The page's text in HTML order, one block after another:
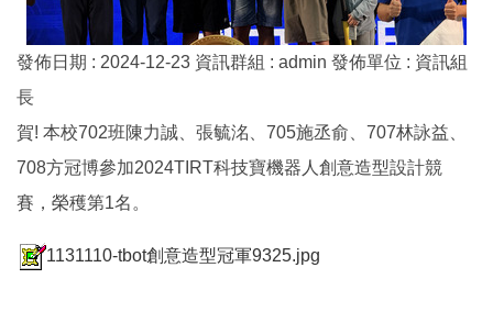
發佈日期 : 2024-12-23 資訊群組 : admin 發佈單位 : 資訊組
長
賀! 本校702班陳力誠、張毓洺、705施丞俞、707林詠益、
708方冠博參加2024TIRT科技寶機器人創意造型設計競
賽，榮穫第1名。
1131110-tbot創意造型冠軍9325.jpg